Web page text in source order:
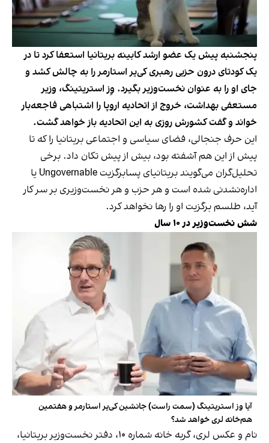
پنجشنبه پیش یک عضو ارشد کابینه بریتانیا استعفا کرد تا در
یک کودتای درون حزبی رهبری کی‌یر استارمر را به چالش کشد و
جای او را به عنوان نخست‌وزیر بگیرد. وِز استریتینگ، وزیر
مستعفی بهداشت، خروج از اتحادیه اروپا را اشتباهی فاجعه‌بار
خواند و گفت کشورش روزی به این اتحادیه باز خواهد گشت.
این حرف جنجالی، فضای سیاسی و اجتماعی بریتانیا را که تا
پیش از این هم آشفته بود، بیش از پیش تکان داد. برخی
تحلیل‌گران می‌گویند بریتانیای پسابرگزیت Ungovernable‌ یا
اداره‌نشدنی شده است و هر حزب و هر نخست‌وزیری بر سر کار
آید، طلسم برگزیت او را رها نخواهد کرد.
شش نخست‌وزیر در ۱۰ سال
آیا وز استریتینگ (سمت راست) جانشین کی‌یر استارمر و هفتمین
هم‌خانه لری خواهد شد؟
نام و عکس لری،‌ گربه خانه شماره ۱۰، دفتر نخست‌وزیر بریتانیا،